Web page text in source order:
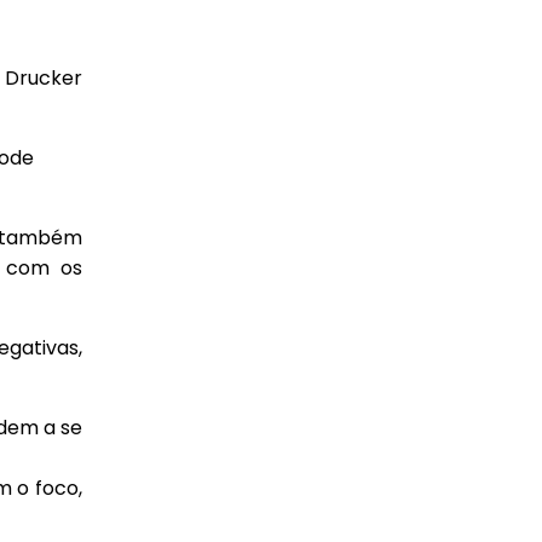
com os
a se
o foco,